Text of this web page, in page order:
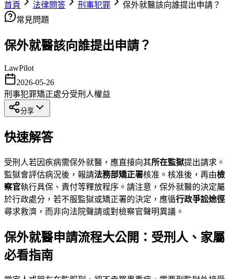
首頁
法律問答 刑事犯罪
保外就醫該向誰提出申請？
常見問題
保外就醫該向誰提出申請？
LawPilot
2026-05-26
刑事犯罪矯正處分受刑人權益
分享
快速解答
受刑人若因疾病需保外就醫，應直接向其所在監獄提出請求。
監獄會評估病況後，報請法務部矯正署核准。核准後，再由檢
察官執行具保、責付等釋放程序。請注意，保外就醫的決定屬
於行政處分，若不服監獄或矯正署的決定，應循行政爭訟途徑
尋求救濟，而非向法院聲請或對檢察官聲明異議。
保外就醫申請流程大公開：受刑人、家屬
必看指南